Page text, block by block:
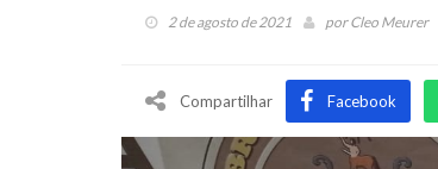
2 de agosto de 2021 porCleo Meurer
Compartilhar Facebook